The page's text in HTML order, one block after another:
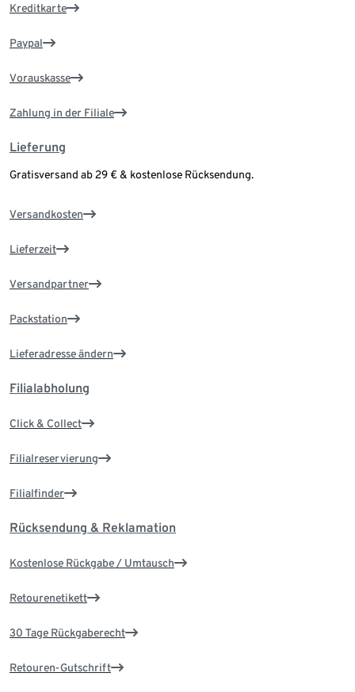
Kreditkarte
Paypal
Vorauskasse
Zahlung in der Filiale
Lieferung
Gratisversand ab 29 € & kostenlose Rücksendung.
Versandkosten
Lieferzeit
Versandpartner
Packstation
Lieferadresse ändern
Filialabholung
Click & Collect
Filialreservierung
Filialfinder
Rücksendung & Reklamation
Kostenlose Rückgabe / Umtausch
Retourenetikett
30 Tage Rückgaberecht
Retouren-Gutschrift